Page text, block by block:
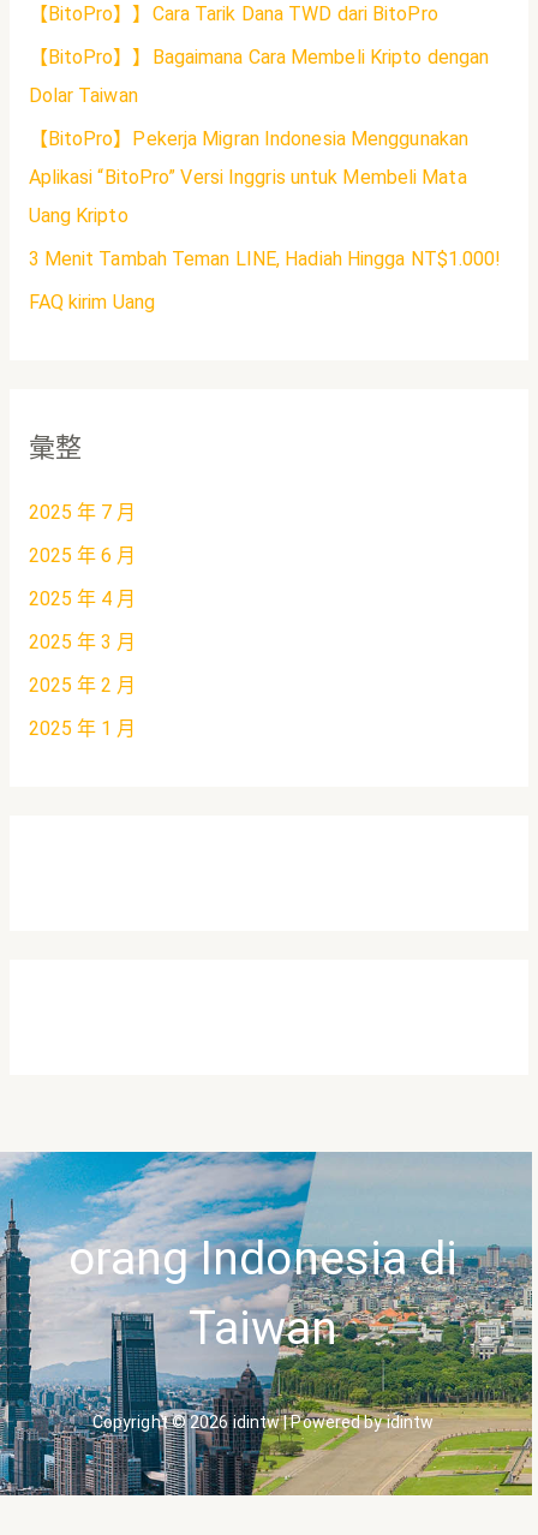
【BitoPro】】Cara Tarik Dana TWD dari BitoPro
【BitoPro】】Bagaimana Cara Membeli Kripto dengan
Dolar Taiwan
【BitoPro】Pekerja Migran Indonesia Menggunakan
Aplikasi “BitoPro” Versi Inggris untuk Membeli Mata
Uang Kripto
3 Menit Tambah Teman LINE, Hadiah Hingga NT$1.000!
FAQ kirim Uang
彙整
2025 年 7 月
2025 年 6 月
2025 年 4 月
2025 年 3 月
2025 年 2 月
2025 年 1 月
orang Indonesia di
Taiwan
Copyright © 2026 idintw | Powered by idintw